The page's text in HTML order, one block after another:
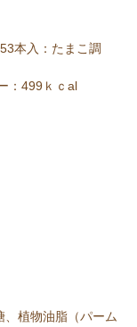
本入：たまこ調
：499ｋｃal
、植物油脂（パーム